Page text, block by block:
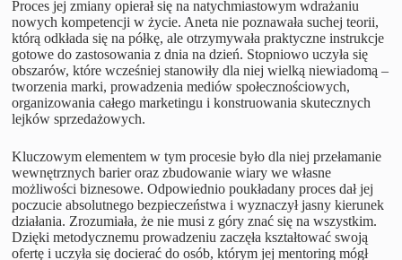
Proces jej zmiany opierał się na natychmiastowym wdrażaniu
nowych kompetencji w życie. Aneta nie poznawała suchej teorii,
którą odkłada się na półkę, ale otrzymywała praktyczne instrukcje
gotowe do zastosowania z dnia na dzień. Stopniowo uczyła się
obszarów, które wcześniej stanowiły dla niej wielką niewiadomą –
tworzenia marki, prowadzenia mediów społecznościowych,
organizowania całego marketingu i konstruowania skutecznych
lejków sprzedażowych.
Kluczowym elementem w tym procesie było dla niej przełamanie
wewnętrznych barier oraz zbudowanie wiary we własne
możliwości biznesowe. Odpowiednio poukładany proces dał jej
poczucie absolutnego bezpieczeństwa i wyznaczył jasny kierunek
działania. Zrozumiała, że nie musi z góry znać się na wszystkim.
Dzięki metodycznemu prowadzeniu zaczęła kształtować swoją
ofertę i uczyła się docierać do osób, którym jej mentoring mógł